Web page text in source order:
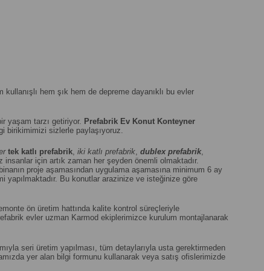
hem şık hem de depreme dayanıklı bu evler
yaşam tarzı getiriyor. Prefabrik Ev Konut Konteyner
birikimimizi sizlerle paylaşıyoruz.
tek katlı prefabrik iki katlı prefabrik dublex prefabrik,
için artık zaman her şeyden önemli olmaktadır.
proje aşamasından uygulama aşamasına minimum 6 ay
Bu konutlar arazinize ve isteğinize göre
ön üretim hattında kalite kontrol süreçleriyle
evler uzman Karmod ekiplerimizce kurulum montajlanarak
seri üretim yapılması, tüm detaylarıyla usta gerektirmeden
yer alan bilgi formunu kullanarak veya satış ofislerimizde